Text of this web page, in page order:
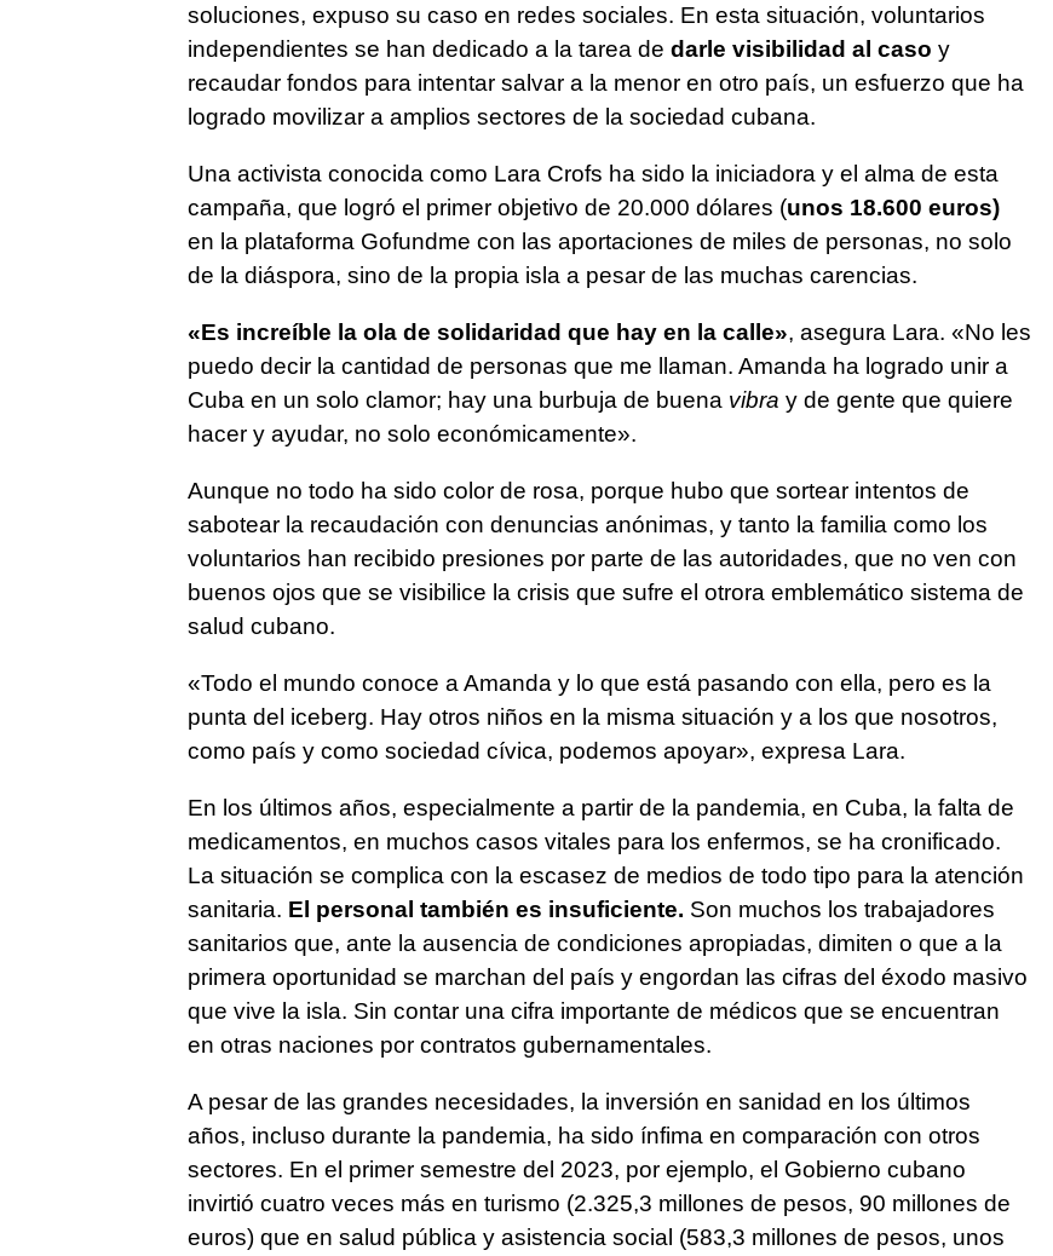
soluciones, expuso su caso en redes sociales. En esta situación, voluntarios
independientes se han dedicado a la tarea de darle visibilidad al caso y
recaudar fondos para intentar salvar a la menor en otro país, un esfuerzo que ha
logrado movilizar a amplios sectores de la sociedad cubana.
Una activista conocida como Lara Crofs ha sido la iniciadora y el alma de esta
campaña, que logró el primer objetivo de 20.000 dólares (unos 18.600 euros)
en la plataforma Gofundme con las aportaciones de miles de personas, no solo
de la diáspora, sino de la propia isla a pesar de las muchas carencias.
«Es increíble la ola de solidaridad que hay en la calle», asegura Lara. «No les
puedo decir la cantidad de personas que me llaman. Amanda ha logrado unir a
Cuba en un solo clamor; hay una burbuja de buena vibra y de gente que quiere
hacer y ayudar, no solo económicamente».
Aunque no todo ha sido color de rosa, porque hubo que sortear intentos de
sabotear la recaudación con denuncias anónimas, y tanto la familia como los
voluntarios han recibido presiones por parte de las autoridades, que no ven con
buenos ojos que se visibilice la crisis que sufre el otrora emblemático sistema de
salud cubano.
«Todo el mundo conoce a Amanda y lo que está pasando con ella, pero es la
punta del iceberg. Hay otros niños en la misma situación y a los que nosotros,
como país y como sociedad cívica, podemos apoyar», expresa Lara.
En los últimos años, especialmente a partir de la pandemia, en Cuba, la falta de
medicamentos, en muchos casos vitales para los enfermos, se ha cronificado.
La situación se complica con la escasez de medios de todo tipo para la atención
sanitaria. El personal también es insuficiente. Son muchos los trabajadores
sanitarios que, ante la ausencia de condiciones apropiadas, dimiten o que a la
primera oportunidad se marchan del país y engordan las cifras del éxodo masivo
que vive la isla. Sin contar una cifra importante de médicos que se encuentran
en otras naciones por contratos gubernamentales.
A pesar de las grandes necesidades, la inversión en sanidad en los últimos
años, incluso durante la pandemia, ha sido ínfima en comparación con otros
sectores. En el primer semestre del 2023, por ejemplo, el Gobierno cubano
invirtió cuatro veces más en turismo (2.325,3 millones de pesos, 90 millones de
euros) que en salud pública y asistencia social (583,3 millones de pesos, unos